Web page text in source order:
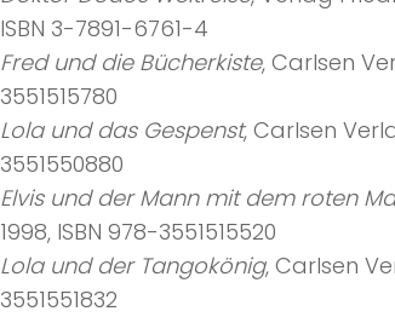
ISBN 3-7891-6761-4
Fred und die Bücherkiste, Carlsen
3551515780
Lola und das Gespenst, Carlsen
3551550880
Elvis und der Mann mit dem roten
1998, ISBN 978-3551515520
Lola und der Tangokönig, Carlsen
3551551832